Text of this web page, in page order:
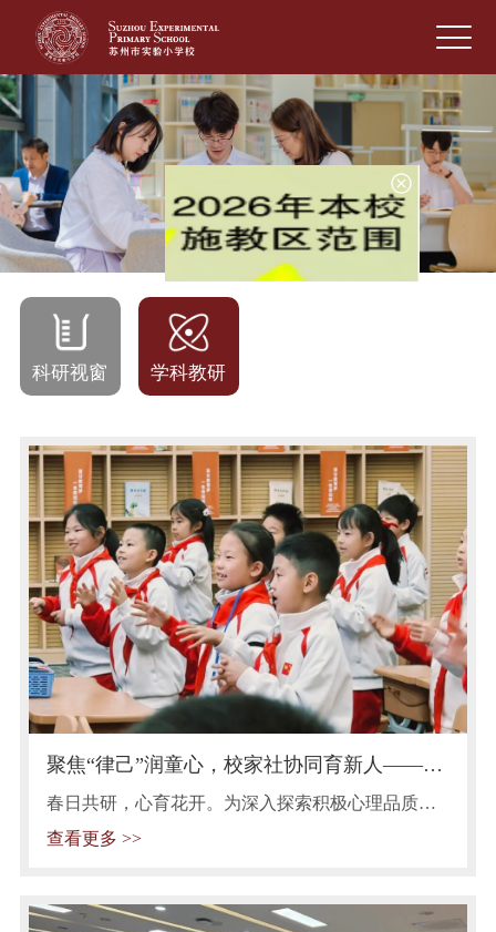
科研视窗 学科教研
聚焦“律己”润童心，校家社协同育新人——我
校举行心理课题研讨活动
春日共研，心育花开。为深入探索积极心理品质培
养的有效路径，推动“校家社协同育人”做深做实，4
月29日，我校在纽扣课堂成功举办了《校家社协
分低、中、高三个学段呈现了三节精彩的心理健康
查看更多 >>